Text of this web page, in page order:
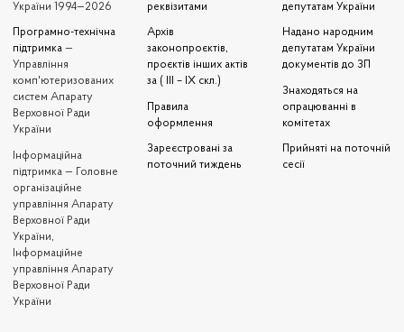
України 1994—2026
Програмно-технічна
підтримка —
Управління
комп'ютеризованих
систем Апарату
Верховної Ради
України
Iнформаційна
підтримка — Головне
організаційне
управління Апарату
Верховної Ради
України,
Інформаційне
управління Апарату
Верховної Ради
України
реквізитами
Архів
законопроєктів,
проєктів інших актів
за ( III – IX скл.)
Правила
оформлення
Зареєстровані за
поточний тиждень
депутатам України
Надано народним
депутатам України
документів до ЗП
Знаходяться на
опрацюванні в
комітетах
Прийняті на поточній
сесії